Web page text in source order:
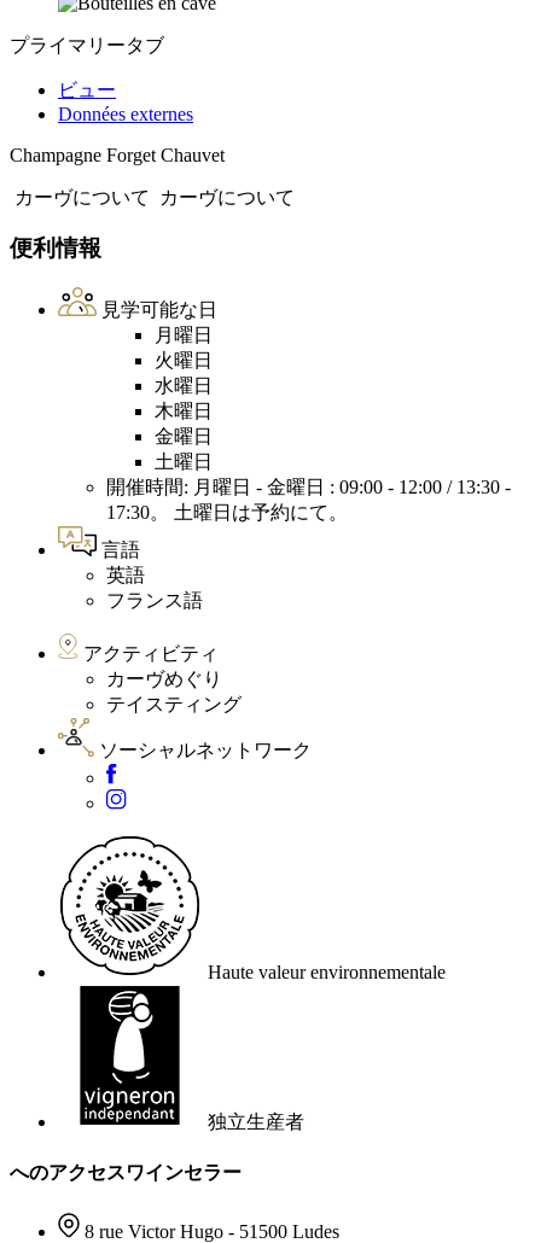
プライマリータブ
ビュー
Données externes
Champagne Forget Chauvet
カーヴについて カーヴについて
便利情報
見学可能な日
月曜日
火曜日
水曜日
木曜日
金曜日
土曜日
開催時間: 月曜日 - 金曜日 : 09:00 - 12:00 / 13:30 -
17:30。 土曜日は予約にて。
言語
英語
フランス語
アクティビティ
カーヴめぐり
テイスティング
ソーシャルネットワーク
Haute valeur environnementale
独立生産者
へのアクセスワインセラー
8 rue Victor Hugo - 51500 Ludes